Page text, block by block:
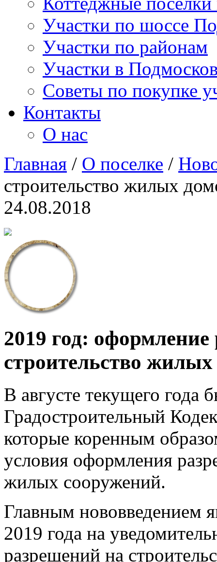
Участки по шоссе
Участки по районам
Участки в
Советы по покупке
Контакты
О нас
Главная / О поселке /
строительство жилых
24.08.2018
2019 год:
строительство
В августе текущего года
Градостроительный
которые коренным
условия оформления
жилых сооружений.
Главным нововведением
2019 года на
разрешений на